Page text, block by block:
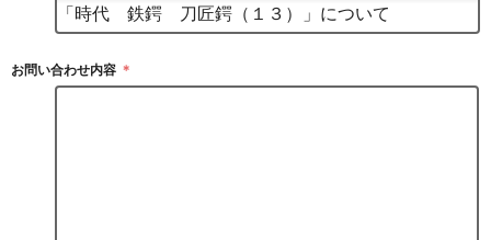
お問い合わせ内容 ＊